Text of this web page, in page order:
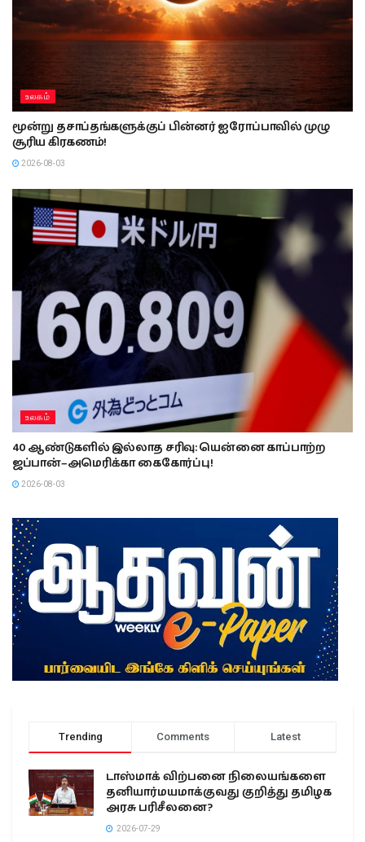
உலகம்
மூன்று தசாப்தங்களுக்குப் பின்னர் ஐரோப்பாவில் முழு
சூரிய கிரகணம்!
2026-08-03
உலகம்
40 ஆண்டுகளில் இல்லாத சரிவு: யென்னை காப்பாற்ற
ஜப்பான்–அமெரிக்கா கைகோர்ப்பு!
2026-08-03
Trending Comments Latest
டாஸ்மாக் விற்பனை நிலையங்களை
தனியார்மயமாக்குவது குறித்து தமிழக
அரசு பரிசீலனை?
2026-07-29